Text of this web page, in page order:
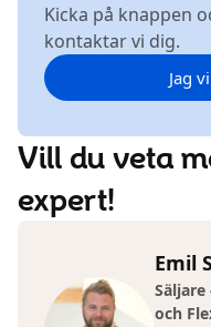
Kicka på knappen
kontaktar vi dig.
Jag
Vill du veta
expert!
Emil
och